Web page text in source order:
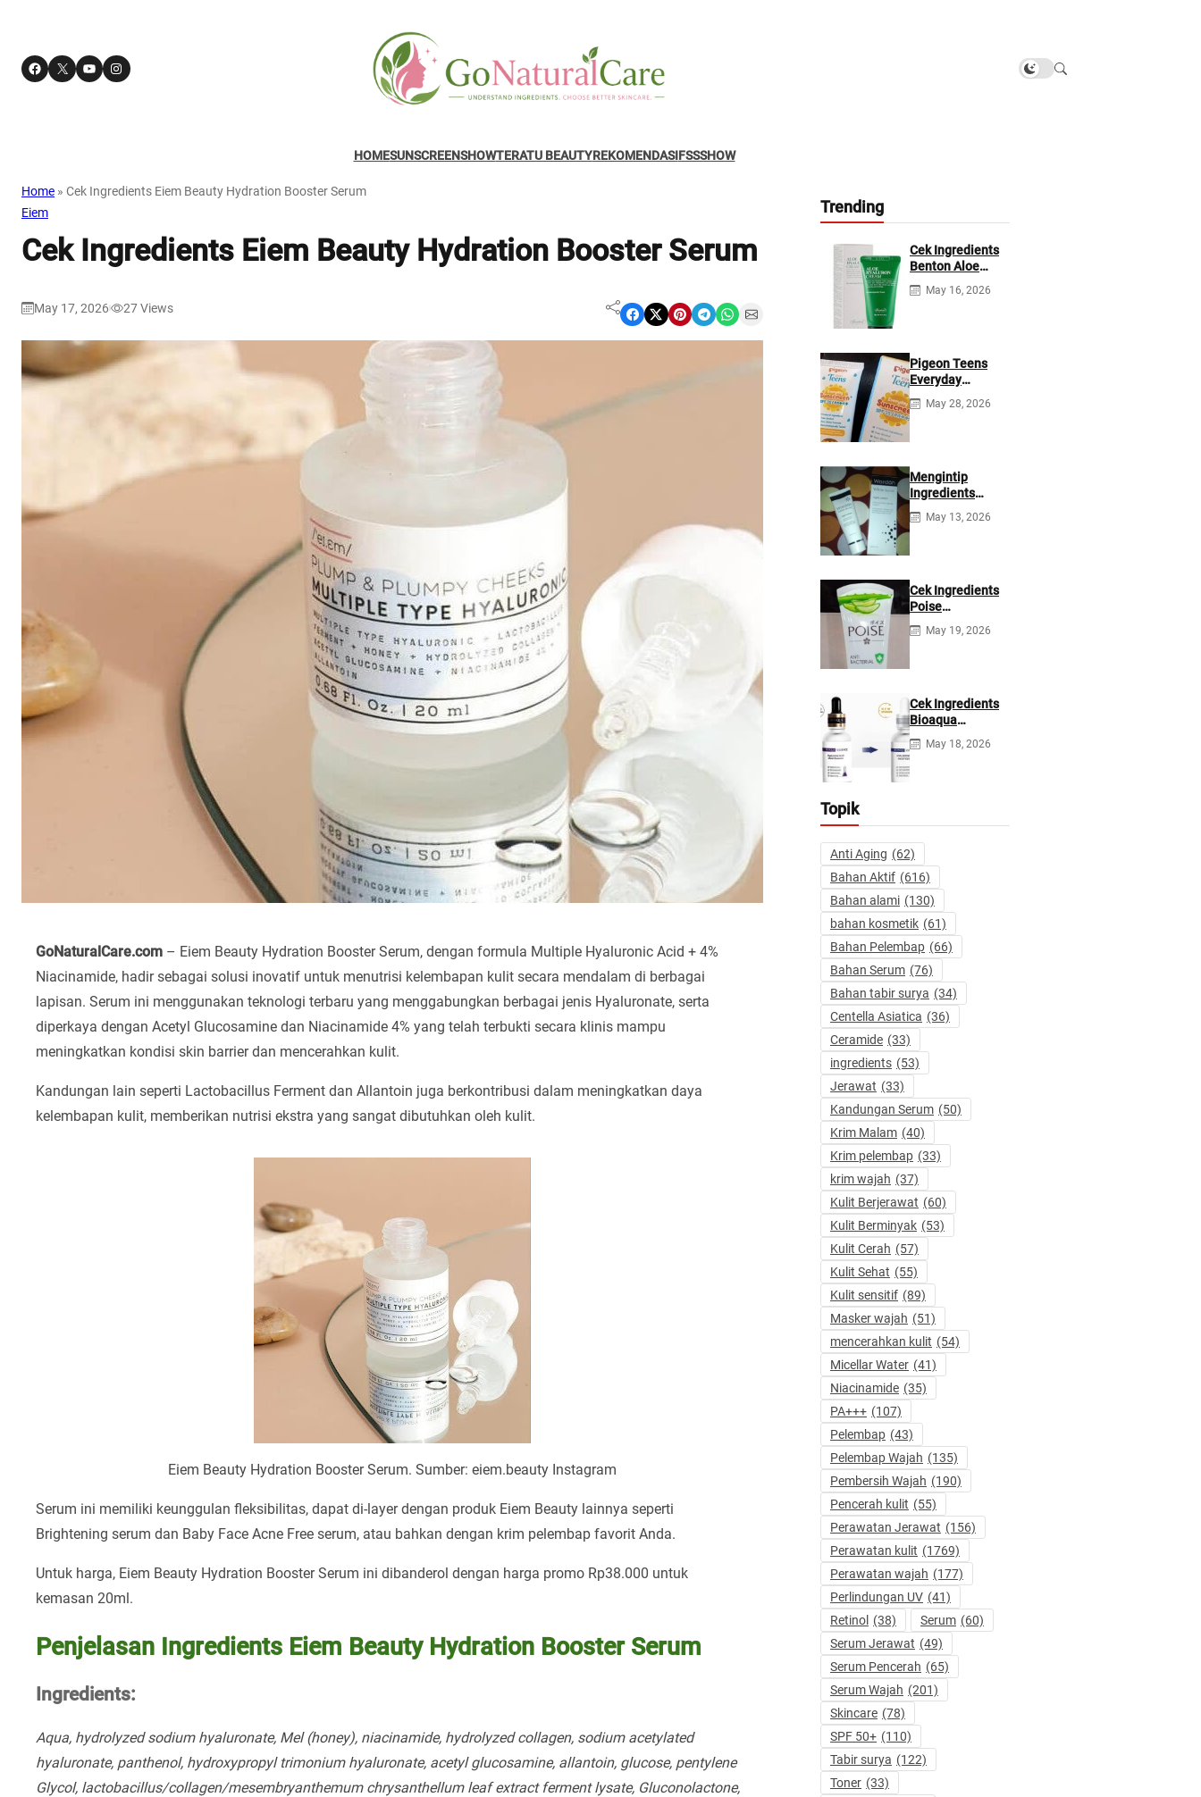
Facebook X YouTube Instagram
HOMESUNSCREENSHOWTERATU BEAUTYREKOMENDASIFSSSHOW
Home » Cek Ingredients Eiem Beauty Hydration Booster Serum
Eiem
Cek Ingredients Eiem Beauty Hydration Booster Serum
May 17, 2026 27Views Share on Facebook Share on X Share on Pinterest Share on Telegram Share on WhatsApp Share on Email
GoNaturalCare.com – Eiem Beauty Hydration Booster Serum, dengan formula Multiple Hyaluronic Acid + 4%
Niacinamide, hadir sebagai solusi inovatif untuk menutrisi kelembapan kulit secara mendalam di berbagai
lapisan. Serum ini menggunakan teknologi terbaru yang menggabungkan berbagai jenis Hyaluronate, serta
diperkaya dengan Acetyl Glucosamine dan Niacinamide 4% yang telah terbukti secara klinis mampu
meningkatkan kondisi skin barrier dan mencerahkan kulit.
Kandungan lain seperti Lactobacillus Ferment dan Allantoin juga berkontribusi dalam meningkatkan daya
kelembapan kulit, memberikan nutrisi ekstra yang sangat dibutuhkan oleh kulit.
Eiem Beauty Hydration Booster Serum. Sumber: eiem.beauty Instagram
Serum ini memiliki keunggulan fleksibilitas, dapat di-layer dengan produk Eiem Beauty lainnya seperti
Brightening serum dan Baby Face Acne Free serum, atau bahkan dengan krim pelembap favorit Anda.
Untuk harga, Eiem Beauty Hydration Booster Serum ini dibanderol dengan harga promo Rp38.000 untuk
kemasan 20ml.
Penjelasan Ingredients Eiem Beauty Hydration Booster Serum
Ingredients:
Aqua, hydrolyzed sodium hyaluronate, Mel (honey), niacinamide, hydrolyzed collagen, sodium acetylated
hyaluronate, panthenol, hydroxypropyl trimonium hyaluronate, acetyl glucosamine, allantoin, glucose, pentylene
Glycol, lactobacillus/collagen/mesembryanthemum chrysanthellum leaf extract ferment lysate, Gluconolactone,
Trending
Cek Ingredients
Benton Aloe
Hyaluron Cream
May 16, 2026
Pigeon Teens
Everyday
Sunscreen SPF
35 PA+++
May 28, 2026
Mengintip
Ingredients
Wardah White
Secret Night
May 13, 2026
Cek Ingredients
Poise
Antibacterial
Facial Foam
May 19, 2026
Cek Ingredients
Bioaqua
Hyaluronic acid
Serum
May 18, 2026
Topik
Anti Aging (62)
Bahan Aktif (616)
Bahan alami (130)
bahan kosmetik (61)
Bahan Pelembap (66)
Bahan Serum (76)
Bahan tabir surya (34)
Centella Asiatica (36)
Ceramide (33)
ingredients (53)
Jerawat (33)
Kandungan Serum (50)
Krim Malam (40)
Krim pelembap (33)
krim wajah (37)
Kulit Berjerawat (60)
Kulit Berminyak (53)
Kulit Cerah (57)
Kulit Sehat (55)
Kulit sensitif (89)
Masker wajah (51)
mencerahkan kulit (54)
Micellar Water (41)
Niacinamide (35)
PA+++ (107)
Pelembap (43)
Pelembap Wajah (135)
Pembersih Wajah (190)
Pencerah kulit (55)
Perawatan Jerawat (156)
Perawatan kulit (1769)
Perawatan wajah (177)
Perlindungan UV (41)
Retinol (38) Serum (60)
Serum Jerawat (49)
Serum Pencerah (65)
Serum Wajah (201)
Skincare (78)
SPF 50+ (110)
Tabir surya (122)
Toner (33)